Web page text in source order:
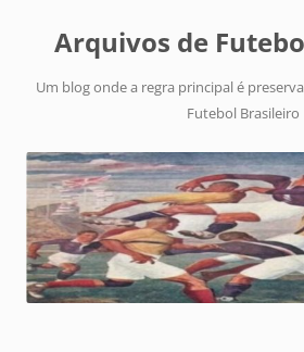
Arquivos de
Um blog onde a regra principal é
Futebol Brasileiro